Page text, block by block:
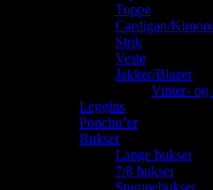
Toppe
Cardigan/
Strik
Veste
Jakker/Blazer
Vinter- og
Leggins
Poncho’er
Bukser
Lange bukser
7/8 bukser
Stumpebukser